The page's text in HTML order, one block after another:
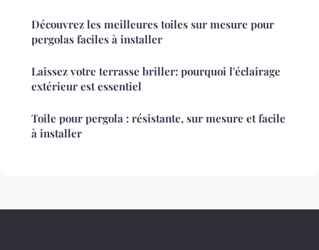
Découvrez les meilleures toiles sur mesure pour
pergolas faciles à installer
Laissez votre terrasse briller: pourquoi l'éclairage
extérieur est essentiel
Toile pour pergola : résistante, sur mesure et facile
à installer